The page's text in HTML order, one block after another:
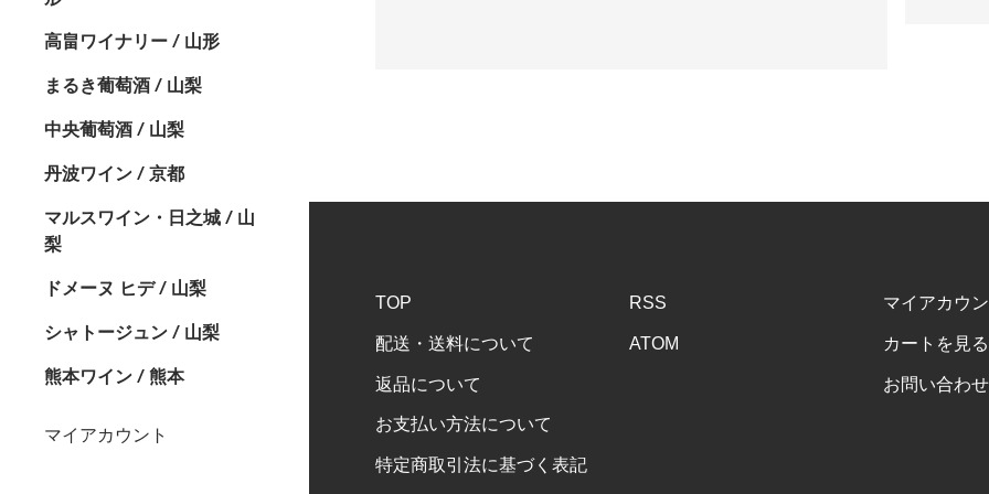
高畠ワイナリー / 山形
まるき葡萄酒 / 山梨
中央葡萄酒 / 山梨
丹波ワイン / 京都
マルスワイン・日之城 / 山
梨
ドメーヌ ヒデ / 山梨
シャトージュン / 山梨
熊本ワイン / 熊本
マイアカウント
TOP
配送・送料について
返品について
お支払い方法について
特定商取引法に基づく表記
RSS
ATOM
マイアカウ
カートを見る
お問い合わせ